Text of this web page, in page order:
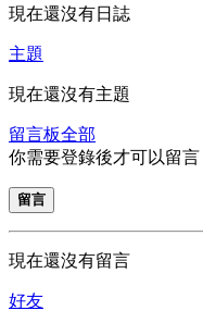
現在還沒有日誌
主題
現在還沒有主題
留言板全部
你需要登錄後才可以留言
留言
現在還沒有留言
好友